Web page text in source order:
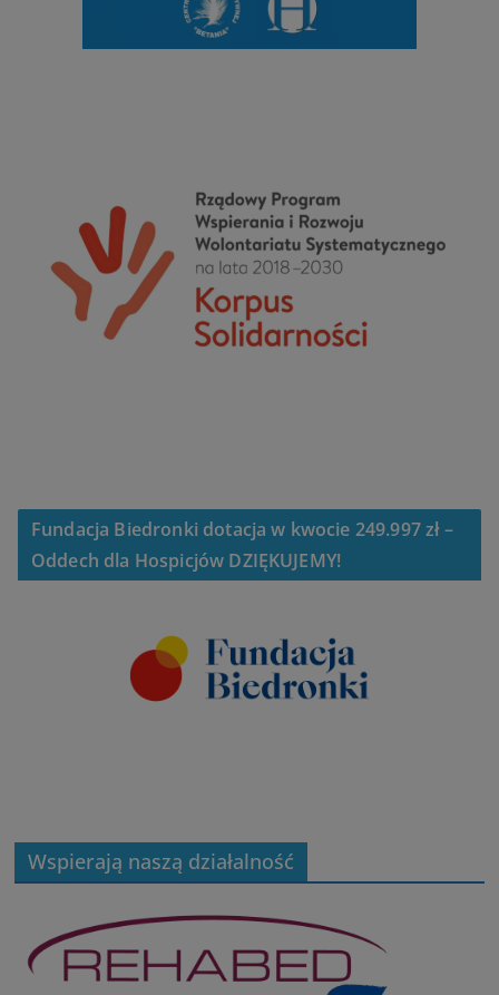
Fundacja Biedronki dotacja w kwocie 249.997 zł –
Oddech dla Hospicjów DZIĘKUJEMY!
Wspierają naszą działalność